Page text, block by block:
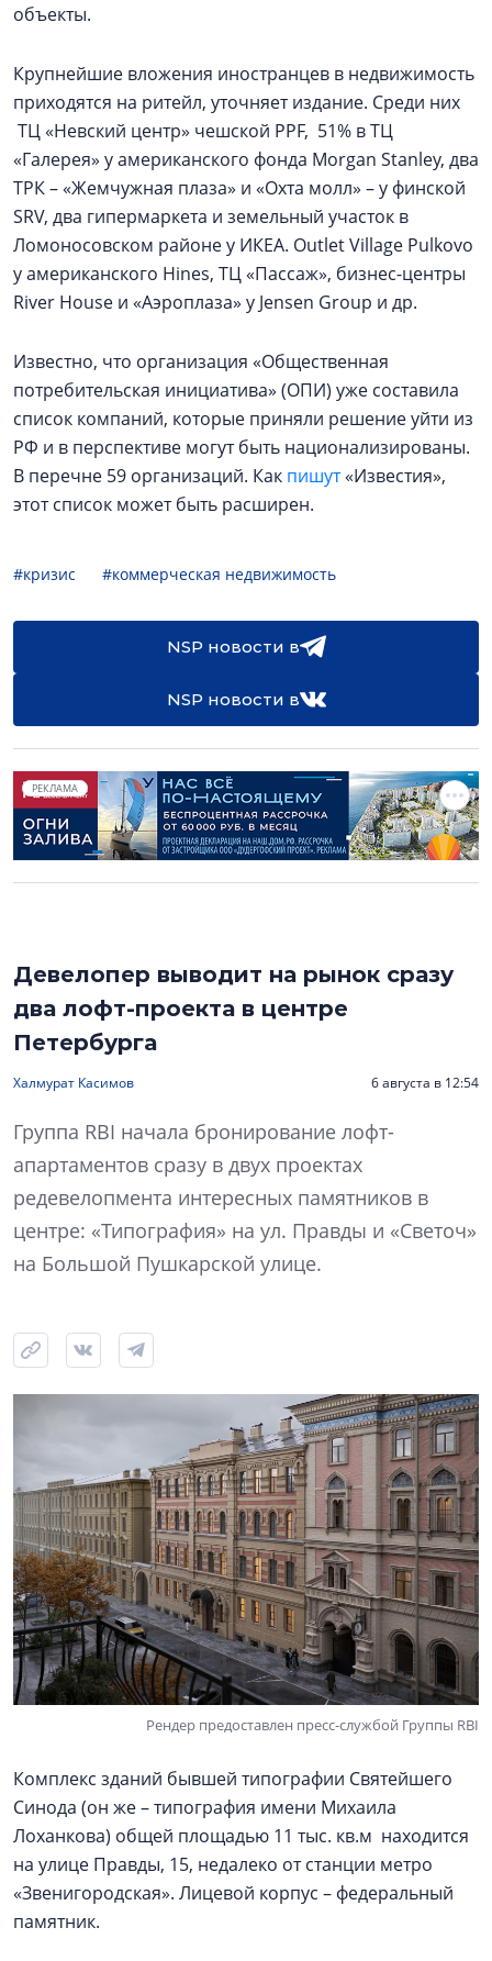
объекты.
Крупнейшие вложения иностранцев в недвижимость
приходятся на ритейл, уточняет издание. Среди них
ТЦ «Невский центр» чешской PPF, 51% в ТЦ
«Галерея» у американского фонда Morgan Stanley, два
ТРК – «Жемчужная плаза» и «Охта молл» – у финской
SRV, два гипермаркета и земельный участок в
Ломоносовском районе у ИКЕА. Outlet Village Pulkovo
у американского Hines, ТЦ «Пассаж», бизнес-центры
River House и «Аэроплаза» у Jensen Group и др.
Известно, что организация «Общественная
потребительская инициатива» (ОПИ) уже составила
список компаний, которые приняли решение уйти из
РФ и в перспективе могут быть национализированы.
В перечне 59 организаций. Как пишут«Известия»,
этот список может быть расширен.
#кризис #коммерческая недвижимость
NSP новости в
NSP новости в
РЕКЛАМА
Девелопер выводит на рынок сразу
два лофт-проекта в центре
Петербурга
Халмурат Касимов 6 августа в 12:54
Группа RBI начала бронирование лофт-
апартаментов сразу в двух проектах
редевелопмента интересных памятников в
центре: «Типография» на ул. Правды и «Светоч»
на Большой Пушкарской улице.
Рендер предоставлен пресс-службой Группы RBI
Комплекс зданий бывшей типографии Святейшего
Синода (он же – типография имени Михаила
Лоханкова) общей площадью 11 тыс. кв.м находится
на улице Правды, 15, недалеко от станции метро
«Звенигородская». Лицевой корпус – федеральный
памятник.